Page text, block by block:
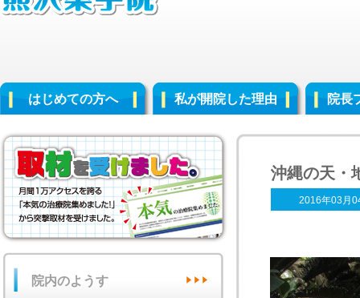
はじめての方へ 私が開院した理由 院長
沖縄の天・
2016年03月
院内のようす